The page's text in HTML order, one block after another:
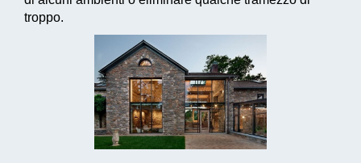
troppo.